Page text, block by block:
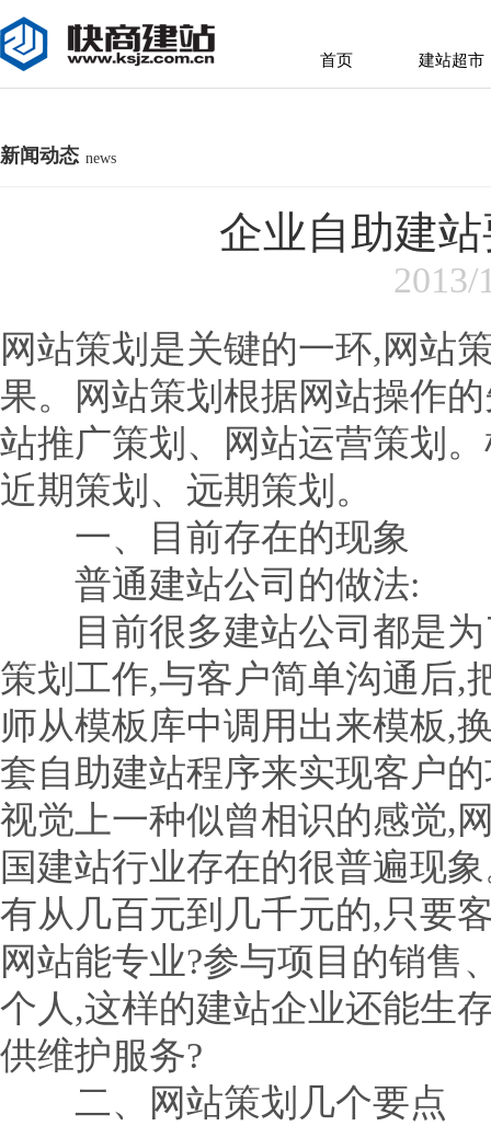
建站超市
建站超市
首页
首页
新闻动态 news
企业自助建
2013/
网站策划是关键的一环,网站
果。网站策划根据网站操作
站推广策划、网站运营策划
近期策划、远期策划。
一、目前存在的现象
普通建站公司的做法:
目前很多建站公司都是为
策划工作,与客户简单沟通后,
师从模板库中调用出来模板,
套自助建站程序来实现客户
视觉上一种似曾相识的感觉,
国建站行业存在的很普遍现
有从几百元到几千元的,只要
网站能专业?参与项目的销售
个人,这样的建站企业还能生
供维护服务?
二、网站策划几个要点